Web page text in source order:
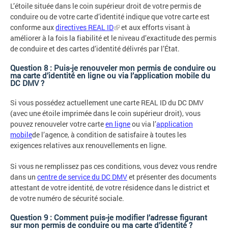
L’étoile située dans le coin supérieur droit de votre permis de
conduire ou de votre carte d’identité indique que votre carte est
conforme auxdirectives REAL ID
et aux efforts visant à
améliorer à la fois la fiabilité et le niveau d’exactitude des permis
de conduire et des cartes d’identité délivrés par l’État.
Question 8 : Puis-je renouveler mon permis de conduire ou
ma carte d’identité en ligne ou via l’application mobile du
DC DMV ?
Si vous possédez actuellement une carte REAL ID du DC DMV
(avec une étoile imprimée dans le coin supérieur droit), vous
pouvez renouveler votre carteen ligneou via l’application
mobilede l’agence, à condition de satisfaire à toutes les
exigences relatives aux renouvellements en ligne.
Si vous ne remplissez pas ces conditions, vous devez vous rendre
dans un centre de service du DC DMVet présenter des documents
attestant de votre identité, de votre résidence dans le district et
de votre numéro de sécurité sociale.
Question 9 : Comment puis-je modifier l’adresse figurant
sur mon permis de conduire ou ma carte d’identité ?